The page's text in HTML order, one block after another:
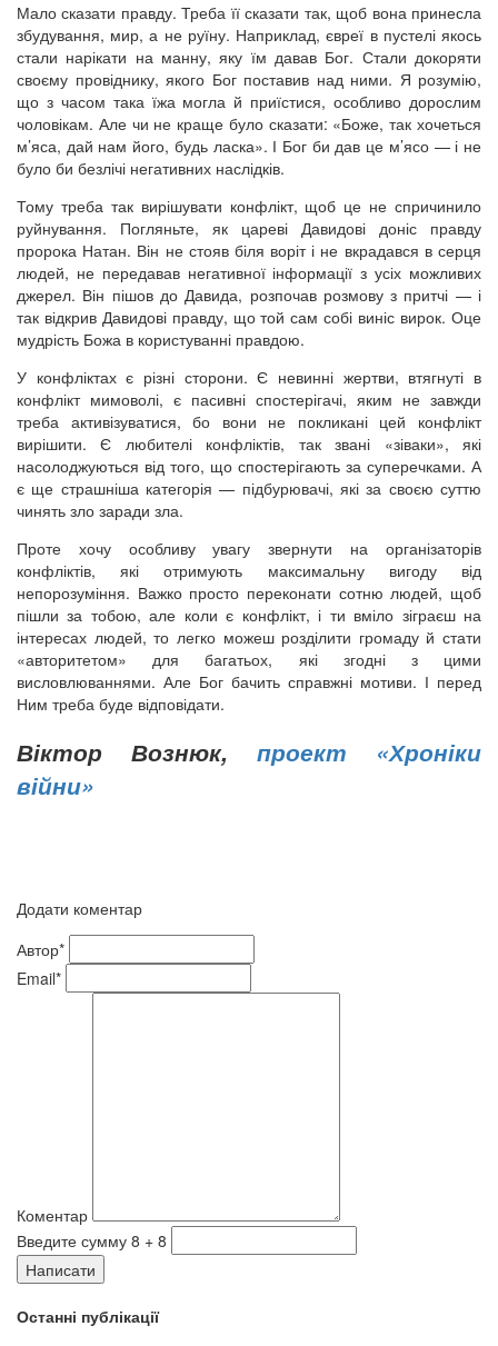
Мало сказати правду. Треба її сказати так, щоб вона принесла
збудування, мир, а не руїну. Наприклад, євреї в пустелі якось
стали нарікати на манну, яку їм давав Бог. Стали докоряти
своєму провіднику, якого Бог поставив над ними. Я розумію,
що з часом така їжа могла й приїстися, особливо дорослим
чоловікам. Але чи не краще було сказати: «Боже, так хочеться
м’яса, дай нам його, будь ласка». І Бог би дав це м’ясо — і не
було би безлічі негативних наслідків.
Тому треба так вирішувати конфлікт, щоб це не спричинило
руйнування. Погляньте, як цареві Давидові доніс правду
пророка Натан. Він не стояв біля воріт і не вкрадався в серця
людей, не передавав негативної інформації з усіх можливих
джерел. Він пішов до Давида, розпочав розмову з притчі — і
так відкрив Давидові правду, що той сам собі виніс вирок. Оце
мудрість Божа в користуванні правдою.
У конфліктах є різні сторони. Є невинні жертви, втягнуті в
конфлікт мимоволі, є пасивні спостерігачі, яким не завжди
треба активізуватися, бо вони не покликані цей конфлікт
вирішити. Є любителі конфліктів, так звані «зіваки», які
насолоджуються від того, що спостерігають за суперечками. А
є ще страшніша категорія — підбурювачі, які за своєю суттю
чинять зло заради зла.
Проте хочу особливу увагу звернути на організаторів
конфліктів, які отримують максимальну вигоду від
непорозуміння. Важко просто переконати сотню людей, щоб
пішли за тобою, але коли є конфлікт, і ти вміло зіграєш на
інтересах людей, то легко можеш розділити громаду й стати
«авторитетом» для багатьох, які згодні з цими
висловлюваннями. Але Бог бачить справжні мотиви. І перед
Ним треба буде відповідати.
Віктор Вознюк, проект «Хроніки
війни»
Додати коментар
Автор*
Email*
Коментар
Введите сумму 8 + 8
Написати
Останні публікації